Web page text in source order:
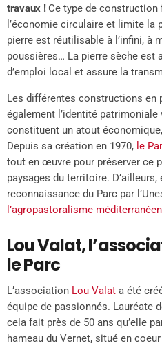
travaux !Ce type de construction
l’économie circulaire et limite la
pierre est réutilisable à l’infini, à
poussières… La pierre sèche est
d’emploi local et assure la
Les différentes constructions en
également l’identité
constituent un atout
Depuis sa création en 1970, le
tout en œuvre pour préserver ce
paysages du territoire. D’ailleurs,
reconnaissance du Parc par
l’agropastoralisme méditerranéen
Lou Valat,
le Parc
L’association Lou Valat a été
équipe de passionnés. Lauréate
cela fait près de 50 ans qu’elle
hameau du Vernet, situé en